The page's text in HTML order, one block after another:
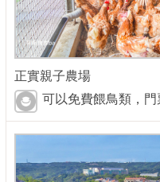
正實親子農場
可以免費餵鳥類，